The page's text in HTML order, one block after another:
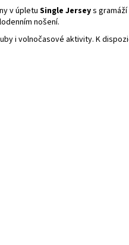
v úpletu Single Jerseys gramáží
nošení.
i volnočasové aktivity. K